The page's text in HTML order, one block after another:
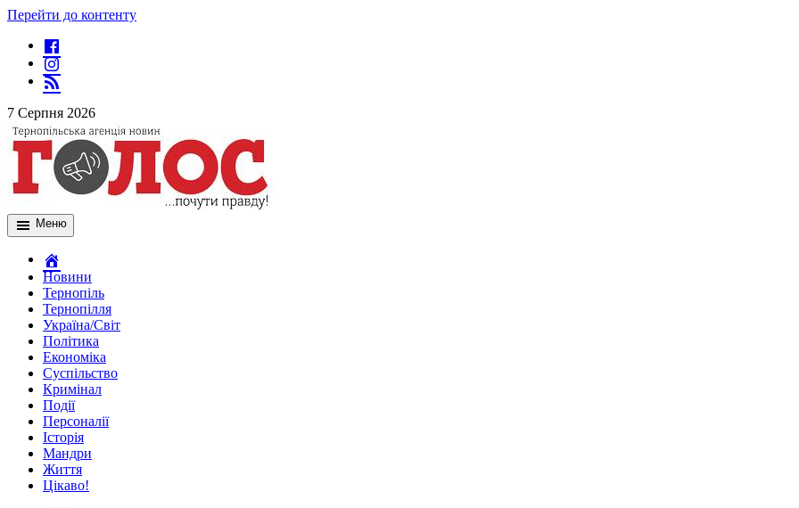
Перейти до контенту
7 Серпня 2026
Меню
Новини
Тернопіль
Тернопілля
Україна/Світ
Політика
Економіка
Суспільство
Кримінал
Події
Персоналії
Історія
Мандри
Життя
Цікаво!